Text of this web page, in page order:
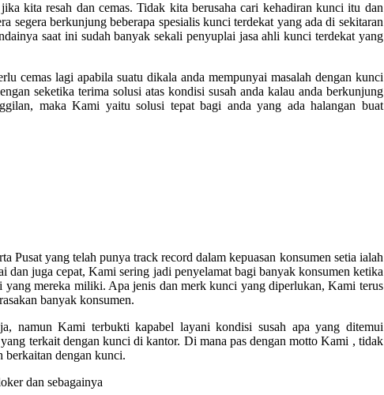
kita resah dan cemas. Tidak kita berusaha cari kehadiran kunci itu dan
segera berkunjung beberapa spesialis kunci terdekat yang ada di sekitaran
saat ini sudah banyak sekali penyuplai jasa ahli kunci terdekat yang
cemas lagi apabila suatu dikala anda mempunyai masalah dengan kunci
seketika terima solusi atas kondisi susah anda kalau anda berkunjung
maka Kami yaitu solusi tepat bagi anda yang ada halangan buat
Pusat yang telah punya track record dalam kepuasan konsumen setia ialah
dan juga cepat, Kami sering jadi penyelamat bagi banyak konsumen ketika
yang mereka miliki. Apa jenis dan merk kunci yang diperlukan, Kami terus
banyak konsumen.
namun Kami terbukti kapabel layani kondisi susah apa yang ditemui
terkait dengan kunci di kantor. Di mana pas dengan motto Kami , tidak
berkaitan dengan kunci.
dan sebagainya